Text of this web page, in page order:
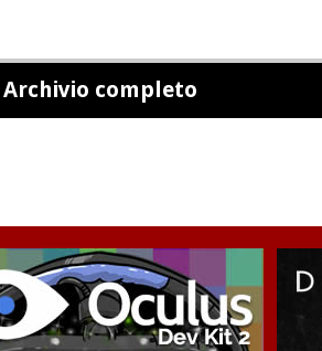
Archivio completo